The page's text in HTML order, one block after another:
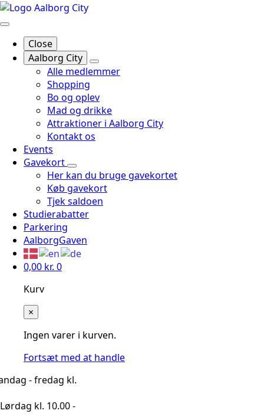
Close
Aalborg City
Alle medlemmer
Shopping
Bo og oplev
Mad og drikke
Attraktioner i Aalborg City
Kontakt os
Events
Gavekort
Her kan du bruge gavekortet
Køb gavekort
Tjek saldoen
Studierabatter
Parkering
AalborgGaven
0,00 kr. 0
Kurv
×
Ingen varer i kurven.
Fortsæt med at handle
kl.
10.00 -